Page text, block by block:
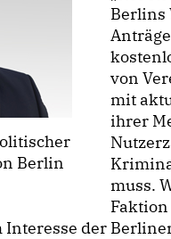
Berlin
Berlins
von
mit
ihrer
muss.
der